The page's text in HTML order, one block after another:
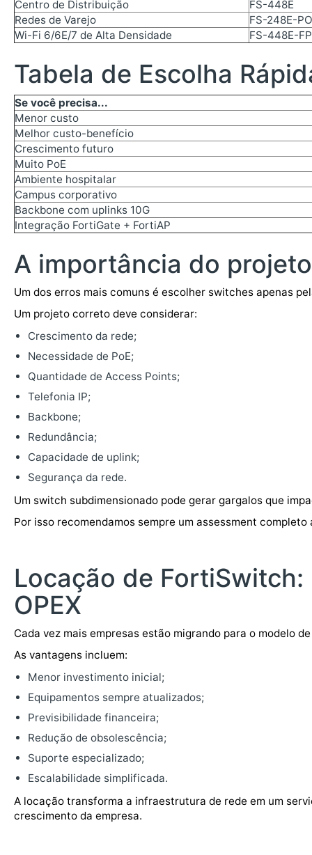
Centro de Distribuição
FS-448E
Redes de Varejo
FS-248E-
Wi-Fi 6/6E/7 de Alta Densidade
FS-448E-
Tabela de Escolha
Se você precisa...
Menor custo
Melhor custo-benefício
Crescimento futuro
Muito PoE
Ambiente hospitalar
Campus corporativo
Backbone com uplinks 10G
Integração FortiGate + FortiAP
A importância do
Um dos erros mais comuns é escolher switches apenas
Um projeto correto deve considerar:
Crescimento da rede;
Necessidade de PoE;
Quantidade de Access Points;
Telefonia IP;
Backbone;
Redundância;
Capacidade de uplink;
Segurança da rede.
Um switch subdimensionado pode gerar gargalos que
Por isso recomendamos sempre um assessment
Locação de FortiSwitch:
OPEX
Cada vez mais empresas estão migrando para o modelo
As vantagens incluem:
Menor investimento inicial;
Equipamentos sempre atualizados;
Previsibilidade financeira;
Redução de obsolescência;
Suporte especializado;
Escalabilidade simplificada.
A locação transforma a infraestrutura de rede em um
crescimento da empresa.